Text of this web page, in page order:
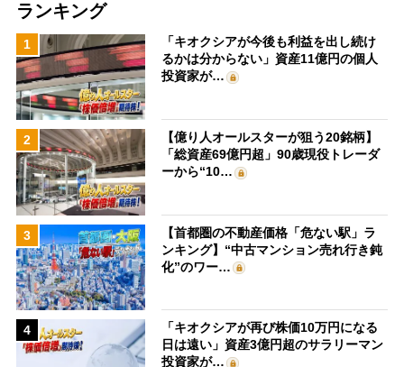
ランキング
1
「キオクシアが今後も利益を出し続け
るかは分からない」資産11億円の個人
投資家が…
2
【億り人オールスターが狙う20銘柄】
「総資産69億円超」90歳現役トレーダ
ーから“10…
3
【首都圏の不動産価格「危ない駅」ラ
ンキング】“中古マンション売れ行き鈍
化”のワー…
4
「キオクシアが再び株価10万円になる
日は遠い」資産3億円超のサラリーマン
投資家が…